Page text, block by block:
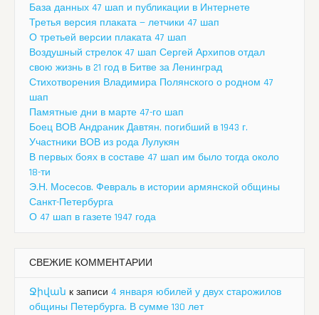
База данных 47 шап и публикации в Интернете
Третья версия плаката — летчики 47 шап
О третьей версии плаката 47 шап
Воздушный стрелок 47 шап Сергей Архипов отдал
свою жизнь в 21 год в Битве за Ленинград
Стихотворения Владимира Полянского о родном 47
шап
Памятные дни в марте 47-го шап
Боец ВОВ Андраник Давтян, погибший в 1943 г.
Участники ВОВ из рода Лулукян
В первых боях в составе 47 шап им было тогда около
18-ти
Э.Н. Мосесов. Февраль в истории армянской общины
Санкт-Петербурга
О 47 шап в газете 1947 года
СВЕЖИЕ КОММЕНТАРИИ
Ջիվան к записи 4 января юбилей у двух старожилов
общины Петербурга. В сумме 130 лет